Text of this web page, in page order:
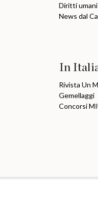
Diritti
News dal
In
Rivista Un
Gemellaggi
Concorsi